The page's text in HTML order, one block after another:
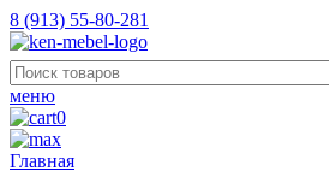
8 (913) 55-80-281
меню
0
Главная